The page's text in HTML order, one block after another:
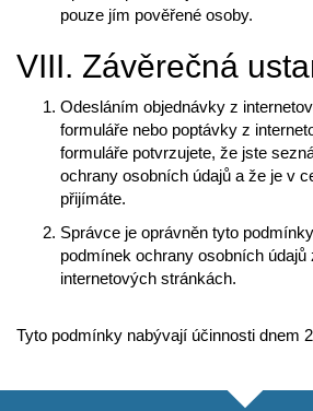
pouze jím pověřené osoby.
VIII. Závěrečná
Odesláním objednávky z
formuláře nebo poptávky z
formuláře potvrzujete, že jste
ochrany osobních údajů a že je v
přijímáte.
Správce je oprávněn tyto
podmínek ochrany osobních
internetových stránkách.
Tyto podmínky nabývají účinnosti dnem